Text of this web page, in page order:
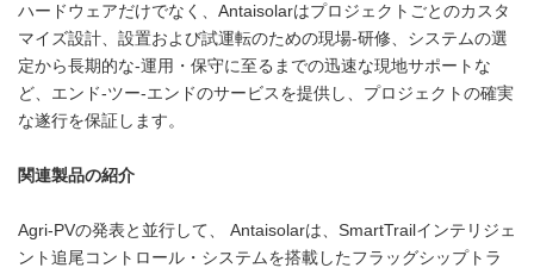
ハードウェアだけでなく、Antaisolarはプロジェクトごとのカスタ
マイズ設計、設置および試運転のための現場‑研修、システムの選
定から長期的な‑運用・保守に至るまでの迅速な現地サポートな
ど、エンド‑ツー‑エンドのサービスを提供し、プロジェクトの確実
な遂行を保証します。
関連製品の紹介
Agri‑PVの発表と並行して、 Antaisolarは、SmartTrailインテリジェ
ント追尾コントロール・システムを搭載したフラッグシップトラ